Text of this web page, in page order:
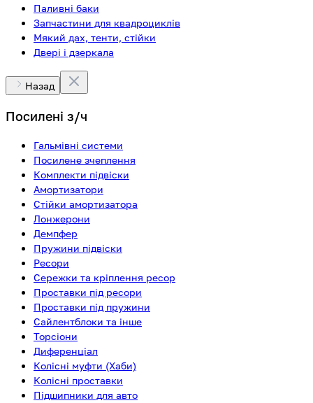
Паливні баки
Запчастини для квадроциклів
Мякий дах, тенти, стійки
Двері і дзеркала
Назад
Посилені з/ч
Гальмівні системи
Посилене зчеплення
Комплекти підвіски
Амортизатори
Стійки амортизатора
Лонжерони
Демпфер
Пружини підвіски
Ресори
Сережки та кріплення ресор
Проставки під ресори
Проставки під пружини
Сайлентблоки та інше
Торсіони
Диференціал
Колісні муфти (Хаби)
Колісні проставки
Підшипники для авто